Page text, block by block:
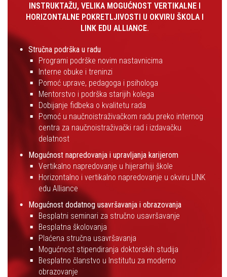
INSTRUKTAŽU, VELIKA MOGUĆNOST VERTIKALNE I
HORIZONTALNE POKRETLJIVOSTI U OKVIRU ŠKOLA I
LINK EDU ALLIANCE.
Stručna podrška u radu
Programi podrške novim nastavnicima
Interne obuke i treninzi
Pomoć uprave, pedagoga i psihologa
Mentorstvo i podrška starijih kolega
Dobijanje fidbeka o kvalitetu rada
Pomoć u naučnoistraživačkom radu preko internog
centra za naučnoistraživački rad i izdavačku
delatnost
Mogućnost napredovanja i upravljanja karijerom
Vertikalno napredovanje u hijerarhiji škole
Horizontalno i vertikalno napredovanje u okviru LINK
edu Alliance
Mogućnost dodatnog usavršavanja i obrazovanja
Besplatni seminari za stručno usavršavanje
Besplatna školovanja
Plaćena stručna usavršavanja
Mogućnost stipendiranja doktorskih studija
Besplatno članstvo u Institutu za moderno
obrazovanje